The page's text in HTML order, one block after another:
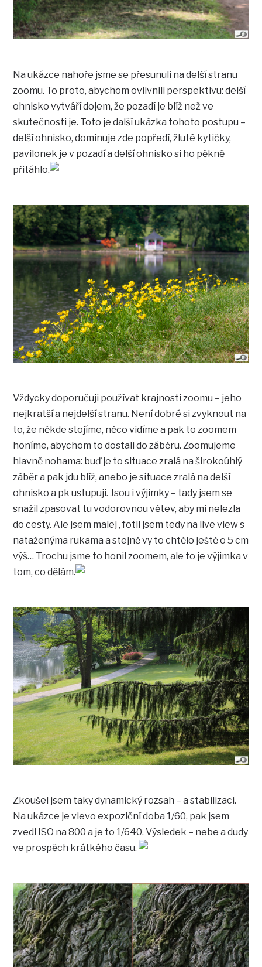
Na ukázce nahoře jsme se přesunuli na delší stranu
zoomu. To proto, abychom ovlivnili perspektivu: delší
ohnisko vytváří dojem, že pozadí je blíž než ve
skutečnosti je. Toto je další ukázka tohoto postupu –
delší ohnisko, dominuje zde popředí, žluté kytičky,
pavilonek je v pozadí a delší ohnisko si ho pěkně
přitáhlo.
Vždycky doporučuji používat krajnosti zoomu – jeho
nejkratší a nejdelší stranu. Není dobré si zvyknout na
to, že někde stojíme, něco vidíme a pak to zoomem
honíme, abychom to dostali do záběru. Zoomujeme
hlavně nohama: buď je to situace zralá na širokoúhlý
záběr a pak jdu blíž, anebo je situace zralá na delší
ohnisko a pk ustupuji. Jsou i výjimky – tady jsem se
snažil zpasovat tu vodorovnou větev, aby mi nelezla
do cesty. Ale jsem malej , fotil jsem tedy na live view s
nataženýma rukama a stejně vy to chtělo ještě o 5 cm
výš… Trochu jsme to honil zoomem, ale to je výjimka v
tom, co dělám.
Zkoušel jsem taky dynamický rozsah – a stabilizaci.
Na ukázce je vlevo expoziční doba 1/60, pak jsem
zvedl ISO na 800 a je to 1/640. Výsledek – nebe a dudy
ve prospěch krátkého času.